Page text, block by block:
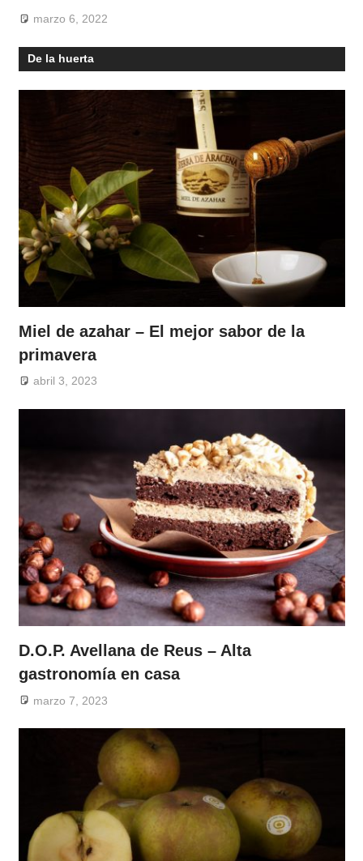
marzo 6, 2022
De la huerta
Miel de azahar – El mejor sabor de la
primavera
abril 3, 2023
D.O.P. Avellana de Reus – Alta
gastronomía en casa
marzo 7, 2023